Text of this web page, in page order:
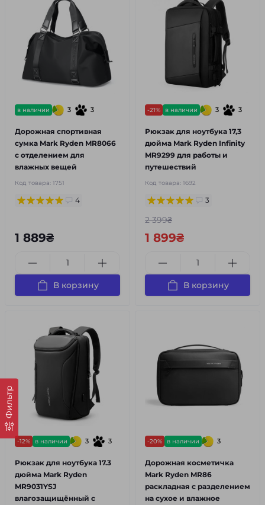
Фильтр
в наличии 3 3
Дорожная спортивная
сумка Mark Ryden MR8066
с отделением для
влажных вещей
Код товара: 1751
4
1 889₴
В корзину
-21% в наличии 3 3
Рюкзак для ноутбука 17,3
дюйма Mark Ryden Infinity
MR9299 для работы и
путешествий
Код товара: 1692
3
2 399₴
1 899₴
В корзину
-12% в наличии 3 3
Рюкзак для ноутбука 17.3
дюйма Mark Ryden
MR9031YSJ
влагозащищённый с
-20% в наличии 3
Дорожная косметичка
Mark Ryden MR86
раскладная с разделением
на сухое и влажное